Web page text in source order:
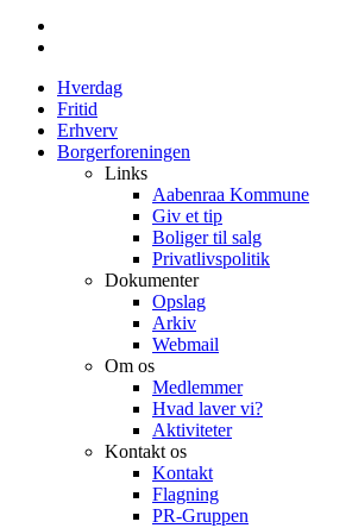
Close
Menu
Hverdag
Fritid
Erhverv
Borgerforeningen
Links
Aabenraa Kommune
Giv et tip
Boliger til salg
Privatlivspolitik
Dokumenter
Opslag
Arkiv
Webmail
Om os
Medlemmer
Hvad laver vi?
Aktiviteter
Kontakt os
Kontakt
Flagning
PR-Gruppen